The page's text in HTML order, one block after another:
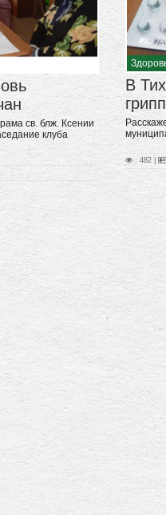
св. блж. Ксении
клуба
В
: 482 |